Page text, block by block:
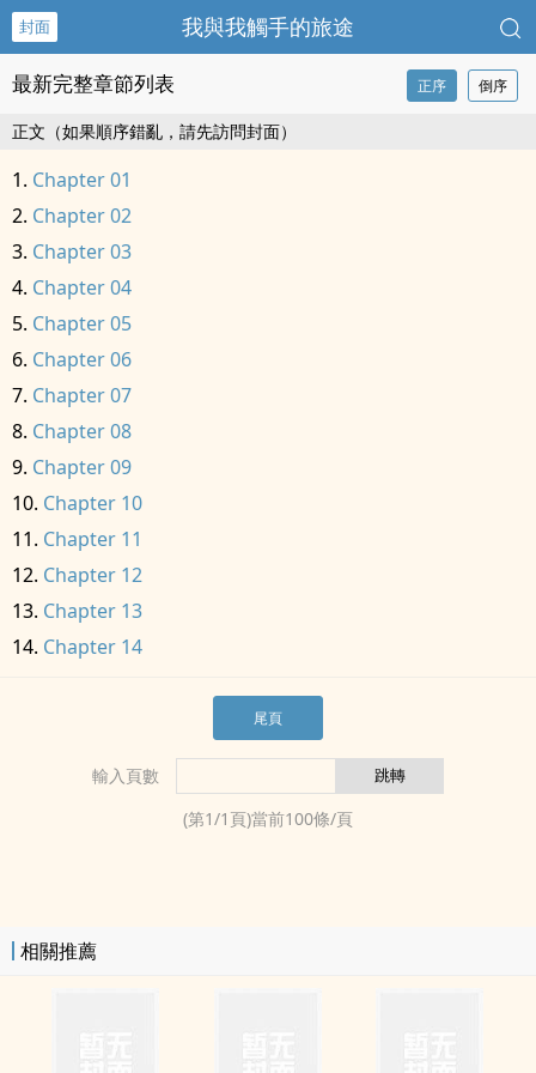
封面 我與我觸手的旅途
最新完整章節列表 正序 倒序
正文（如果順序錯亂，請先訪問封面）
Chapter 01
Chapter 02
Chapter 03
Chapter 04
Chapter 05
Chapter 06
Chapter 07
Chapter 08
Chapter 09
Chapter 10
Chapter 11
Chapter 12
Chapter 13
Chapter 14
尾頁
輸入頁數
(第1/1 頁)當前100條/頁
相關推薦